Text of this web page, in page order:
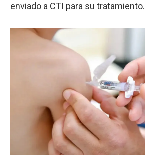
enviado a CTI para su tratamiento.